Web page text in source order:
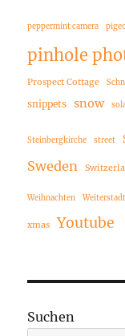
peppermint camera
pinhole
Prospect Cottage
snippets snow
Steinbergkirche street
Sweden
Weihnachten Weiterstadt
xmas Youtube
Suchen